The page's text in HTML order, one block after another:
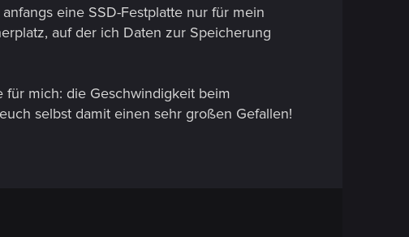
eine SSD-Festplatte nur für mein
auf der ich Daten zur Speicherung
mich: die Geschwindigkeit beim
selbst damit einen sehr großen Gefallen!